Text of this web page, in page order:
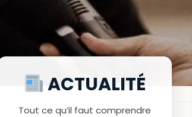
ACTUALITÉ
Tout ce qu’il faut comprendre